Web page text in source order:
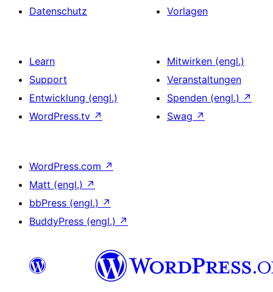
Datenschutz
Vorlagen
Learn
Support
Entwicklung (engl.)
WordPress.tv ↗
Mitwirken (engl.)
Veranstaltungen
Spenden (engl.) ↗
Swag ↗
WordPress.com ↗
Matt (engl.) ↗
bbPress (engl.) ↗
BuddyPress (engl.) ↗